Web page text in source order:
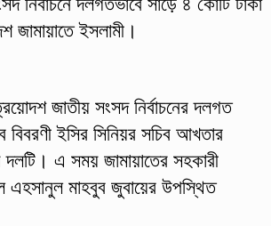
জামায়াতে ইসলামী।
জাতীয় সংসদ নির্বাচনের দলগত
বিবরণী ইসির সিনিয়র সচিব আখতার
এ সময় জামায়াতের সহকারী
এহসানুল মাহবুব জুবায়ের উপস্থিত